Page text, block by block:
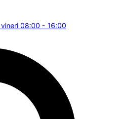
08:00 - 16:00